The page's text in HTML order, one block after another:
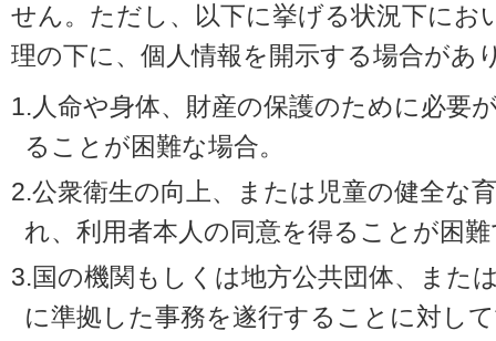
せん。ただし、以下に挙げる状況下にお
理の下に、個人情報を開示する場合があ
1.人命や身体、財産の保護のために必要
ることが困難な場合。
2.公衆衛生の向上、または児童の健全な
れ、利用者本人の同意を得ることが困
3.国の機関もしくは地方公共団体、また
に準拠した事務を遂行することに対し